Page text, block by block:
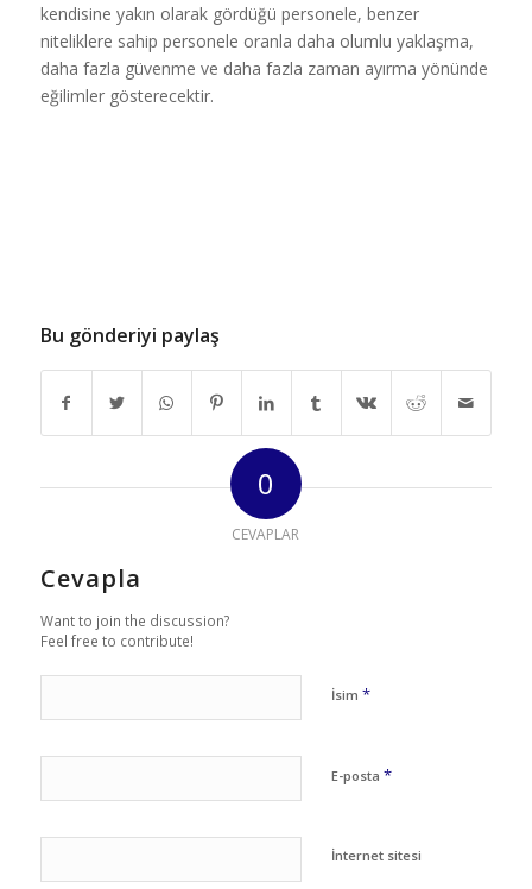
kendisine yakın olarak gördüğü personele, benzer
niteliklere sahip personele oranla daha olumlu yaklaşma,
daha fazla güvenme ve daha fazla zaman ayırma yönünde
eğilimler gösterecektir.
Bu gönderiyi paylaş
0
CEVAPLAR
Cevapla
Want to join the discussion?
Feel free to contribute!
İsim *
E-posta *
İnternet sitesi